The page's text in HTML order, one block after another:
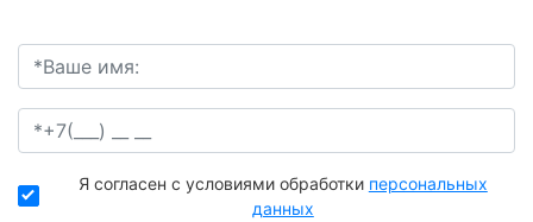
Я согласен с условиями обработки персональных
данных